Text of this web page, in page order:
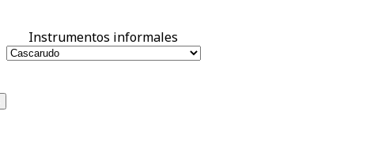
Instrumentos informales